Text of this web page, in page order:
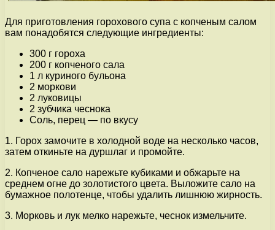
Для приготовления горохового супа с копченым салом
вам понадобятся следующие ингредиенты:
300 г гороха
200 г копченого сала
1 л куриного бульона
2 моркови
2 луковицы
2 зубчика чеснока
Соль, перец — по вкусу
1. Горох замочите в холодной воде на несколько часов,
затем откиньте на дуршлаг и промойте.
2. Копченое сало нарежьте кубиками и обжарьте на
среднем огне до золотистого цвета. Выложите сало на
бумажное полотенце, чтобы удалить лишнюю жирность.
3. Морковь и лук мелко нарежьте, чеснок измельчите.